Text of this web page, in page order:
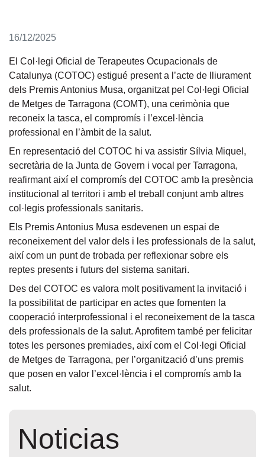
16/12/2025
El Col·legi Oficial de Terapeutes Ocupacionals de
Catalunya (COTOC) estigué present a l’acte de lliurament
dels Premis Antonius Musa, organitzat pel Col·legi Oficial
de Metges de Tarragona (COMT), una cerimònia que
reconeix la tasca, el compromís i l’excel·lència
professional en l’àmbit de la salut.
En representació del COTOC hi va assistir Sílvia Miquel,
secretària de la Junta de Govern i vocal per Tarragona,
reafirmant així el compromís del COTOC amb la presència
institucional al territori i amb el treball conjunt amb altres
col·legis professionals sanitaris.
Els Premis Antonius Musa esdevenen un espai de
reconeixement del valor dels i les professionals de la salut,
així com un punt de trobada per reflexionar sobre els
reptes presents i futurs del sistema sanitari.
Des del COTOC es valora molt positivament la invitació i
la possibilitat de participar en actes que fomenten la
cooperació interprofessional i el reconeixement de la tasca
dels professionals de la salut. Aprofitem també per felicitar
totes les persones premiades, així com el Col·legi Oficial
de Metges de Tarragona, per l’organització d’uns premis
que posen en valor l’excel·lència i el compromís amb la
salut.
Noticias